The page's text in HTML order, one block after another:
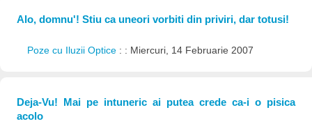
Alo, domnu'! Stiu ca uneori vorbiti din priviri, dar totusi!
Poze cu Iluzii Optice : : Miercuri, 14 Februarie 2007
Deja-Vu! Mai pe intuneric ai putea crede ca-i o pisica
acolo